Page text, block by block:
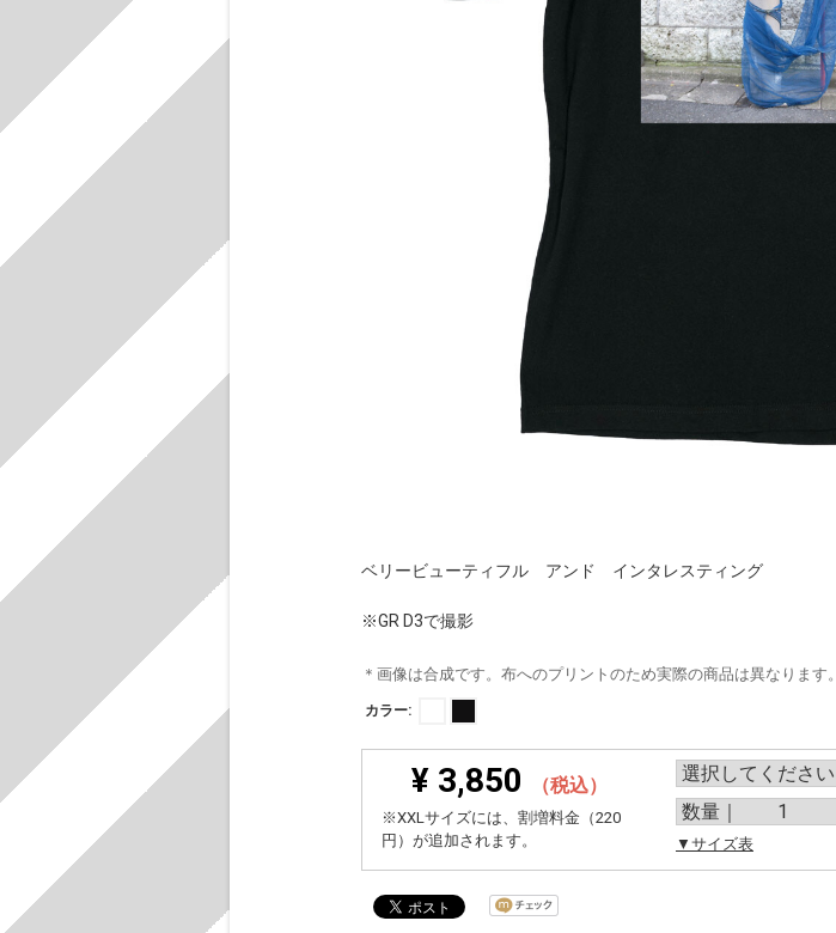
ベリービューティフル アンド インタレスティング
※GR D3で撮影
＊画像は合成です。布へのプリントのため実際の商品は異なります。
カラー:
¥ 3,850 （税込）
※XXLサイズには、割増料金（220
円）が追加されます。
▼サイズ表